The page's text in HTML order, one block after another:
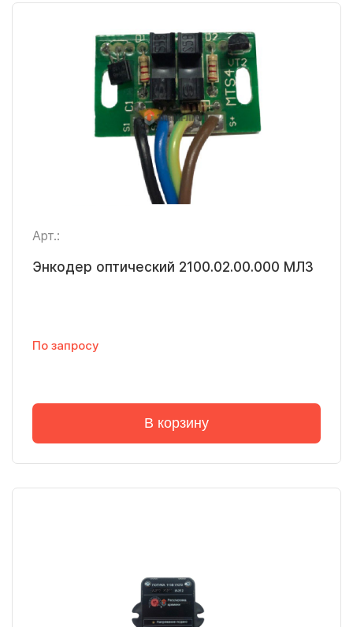
Арт.:
Энкодер оптический 2100.02.00.000 МЛЗ
По запросу
В корзину